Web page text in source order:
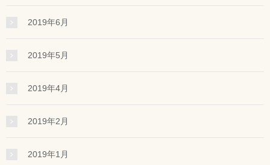
2019年6月
2019年5月
2019年4月
2019年2月
2019年1月